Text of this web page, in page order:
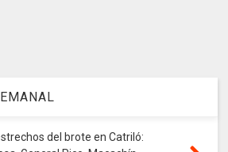
del brote en Catriló: